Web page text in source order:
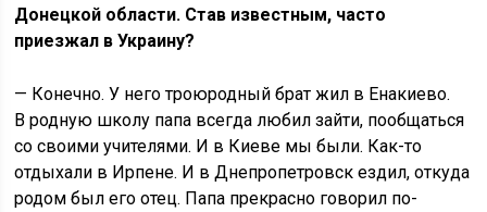
Донецкой области. Став известным, часто
приезжал в Украину?
— Конечно. У него троюродный брат жил в Енакиево.
В родную школу папа всегда любил зайти, пообщаться
со своими учителями. И в Киеве мы были. Как-то
отдыхали в Ирпене. И в Днепропетровск ездил, откуда
родом был его отец. Папа прекрасно говорил по-